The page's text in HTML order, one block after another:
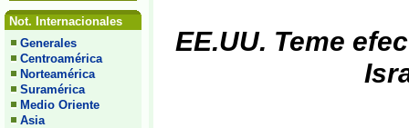
Not. Internacionales
Generales
Centroamérica
Norteamérica
Suramérica
Medio Oriente
Asia
EE.UU. Teme